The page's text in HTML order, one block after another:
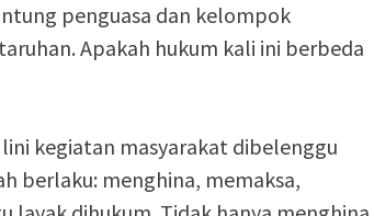
penguasa dan kelompok
Apakah hukum kali ini berbeda
kegiatan masyarakat dibelenggu
berlaku: menghina, memaksa,